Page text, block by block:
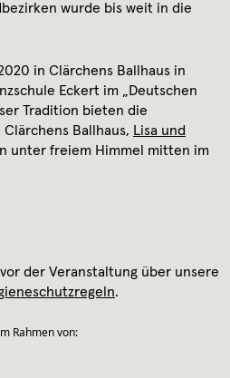
wurde bis weit in die
in Clärchens Ballhaus in
Eckert im „Deutschen
Tradition bieten die
Ballhaus, Lisa und
unter freiem Himmel mitten im
der Veranstaltung über unsere
.
Rahmen von: